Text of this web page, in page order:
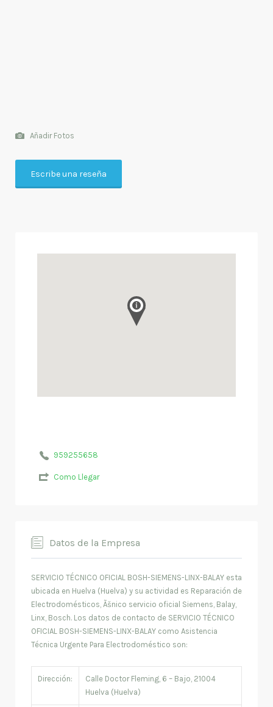
Añadir Fotos
Escribe una reseña
959255658
Como Llegar
Datos de la Empresa
SERVICIO TÉCNICO OFICIAL BOSH-SIEMENS-LINX-BALAY esta
ubicada en Huelva (Huelva) y su actividad es Reparación de
Electrodomésticos, Ãšnico servicio oficial Siemens, Balay,
Linx, Bosch. Los datos de contacto de SERVICIO TÉCNICO
OFICIAL BOSH-SIEMENS-LINX-BALAY como Asistencia
Técnica Urgente Para Electrodoméstico son:
Dirección:
Calle Doctor Fleming, 6 – Bajo, 21004
Huelva (Huelva)